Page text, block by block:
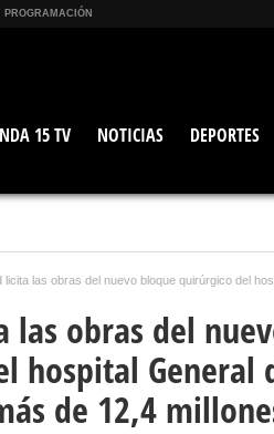
PROGRAMACIÓN
15 TV NOTICIAS DEPORTES
licita las obras del nuevo bloque quirúrgico del
las obras del
hospital General
de 12,4